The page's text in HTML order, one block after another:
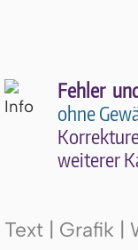
Fehler
ohne
wei­te­rer
Text | Grafik |